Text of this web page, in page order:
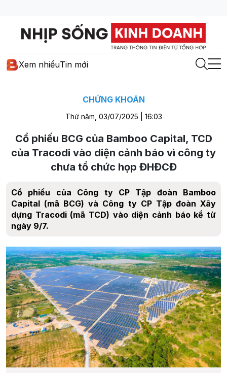
Xem nhiềuTin mới
CHỨNG KHOÁN
Thứ năm, 03/07/2025 | 16:03
Cổ phiếu BCG của Bamboo Capital, TCD
của Tracodi vào diện cảnh báo vì công ty
chưa tổ chức họp ĐHĐCĐ
Cổ phiếu của Công ty CP Tập đoàn Bamboo
Capital (mã BCG) và Công ty CP Tập đoàn Xây
dựng Tracodi (mã TCD) vào diện cảnh báo kể từ
ngày 9/7.